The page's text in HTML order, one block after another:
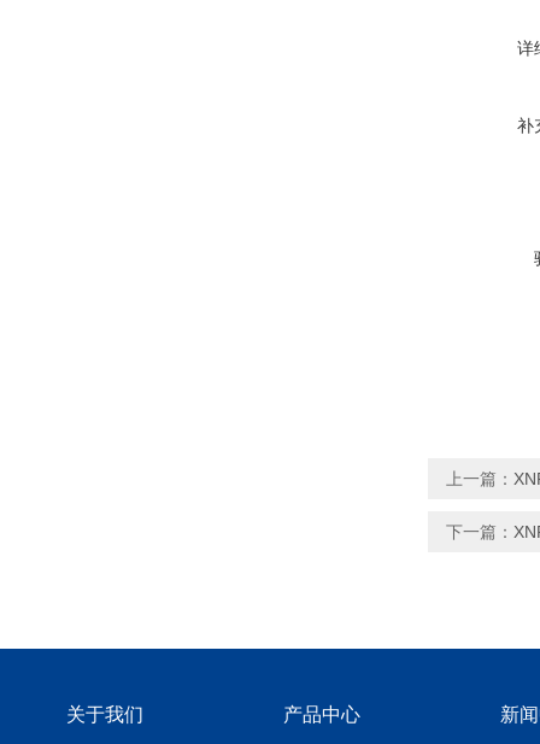
详
补
上一篇：
下一篇：
关于我们 产品中心 新